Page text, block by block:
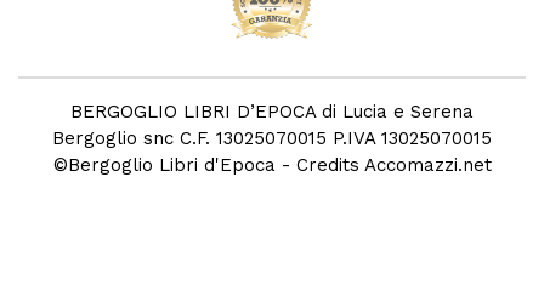
BERGOGLIO LIBRI D’EPOCA di Lucia e Serena
Bergoglio snc C.F. 13025070015 P.IVA 13025070015
©Bergoglio Libri d'Epoca - Credits Accomazzi.net